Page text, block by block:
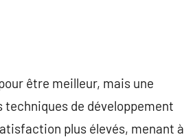
être meilleur, mais une
de développement
plus élevés, menant à